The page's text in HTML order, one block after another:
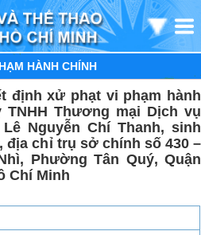
HÀNH CHÍNH
định xử phạt vi phạm hành
Thương mại Dịch vụ
Nguyễn Chí Thanh, sinh
địa chỉ trụ sở chính số 430 –
Phường Tân Quý, Quận
Chí Minh